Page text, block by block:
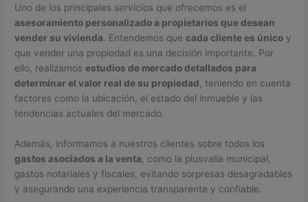
Uno de los principales servicios que ofrecemos es el
asesoramiento personalizado a propietarios que desean
vender su vivienda. Entendemos quecada cliente es único y
que vender una propiedad es una decisión importante. Por
ello, realizamosestudios de mercado detallados para
determinar el valor real de su propiedad , teniendo en cuenta
factores como la ubicación, el estado del inmueble y las
tendencias actuales del mercado.
Además, informamos a nuestros clientes sobre todos los
gastos asociados a la venta , como la plusvalía municipal,
gastos notariales y fiscales, evitando sorpresas desagradables
y asegurando una experiencia transparente y confiable.